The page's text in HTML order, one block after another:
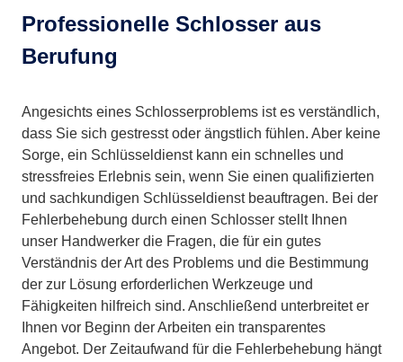
Professionelle Schlosser aus
Berufung
Angesichts eines Schlosserproblems ist es verständlich,
dass Sie sich gestresst oder ängstlich fühlen. Aber keine
Sorge, ein Schlüsseldienst kann ein schnelles und
stressfreies Erlebnis sein, wenn Sie einen qualifizierten
und sachkundigen Schlüsseldienst beauftragen. Bei der
Fehlerbehebung durch einen Schlosser stellt Ihnen
unser Handwerker die Fragen, die für ein gutes
Verständnis der Art des Problems und die Bestimmung
der zur Lösung erforderlichen Werkzeuge und
Fähigkeiten hilfreich sind. Anschließend unterbreitet er
Ihnen vor Beginn der Arbeiten ein transparentes
Angebot. Der Zeitaufwand für die Fehlerbehebung hängt